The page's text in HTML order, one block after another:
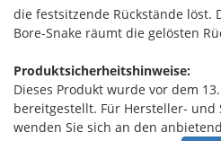
die festsitzende Rückstände löst.
Bore-Snake räumt die gelösten
Produktsicherheitshinweise:
Dieses Produkt wurde vor dem
bereitgestellt. Für Hersteller-
wenden Sie sich an den